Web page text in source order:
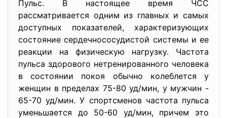
Пульс. В настоящее время ЧСС
рассматривается одним из главных и самых
доступных показателей, характеризующих
состояние сердечнососудистой системы и ее
реакции на физическую нагрузку. Частота
пульса здорового нетренированного человека
в состоянии покоя обычно колеблется у
женщин в пределах 75-80 уд/мин, у мужчин -
65-70 уд/мин. У спортсменов частота пульса
уменьшается до 50-60 уд/мин, причем это